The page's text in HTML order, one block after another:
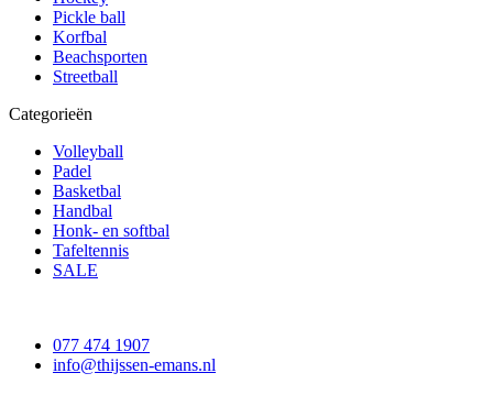
Pickle ball
Korfbal
Beachsporten
Streetball
Categorieën
Volleyball
Padel
Basketbal
Handbal
Honk- en softbal
Tafeltennis
SALE
077 474 1907
info@thijssen-emans.nl